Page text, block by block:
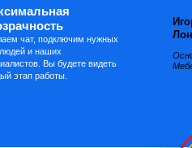
чат, подключим нужных
и наших
Вы будете видеть
этап работы.